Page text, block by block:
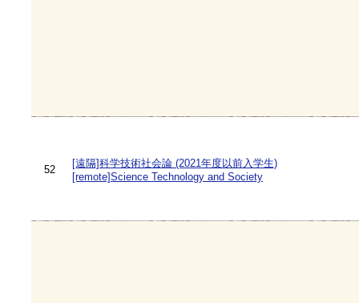
52
[遠隔]科学技術社会論 (2021年度以前入学生)
[remote]Science Technology and Society